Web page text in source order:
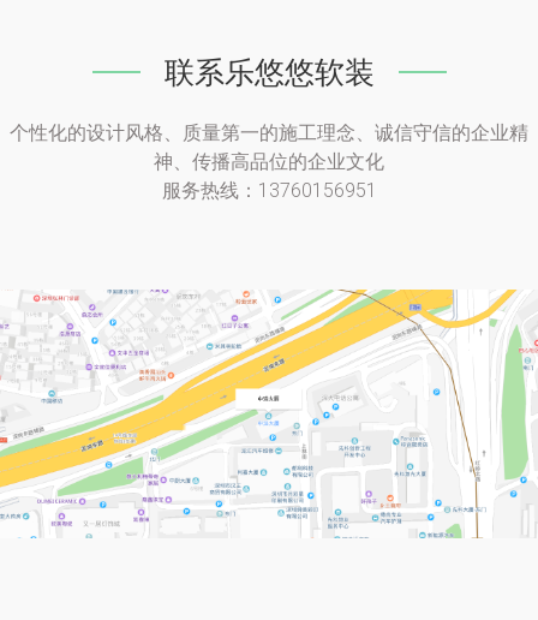
联系乐悠悠软装
个性化的设计风格、质量第一的施工理念、诚信守信的企业精
神、传播高品位的企业文化
服务热线：13760156951